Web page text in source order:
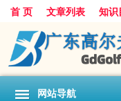
首 页 文章列表 知识
网站导航